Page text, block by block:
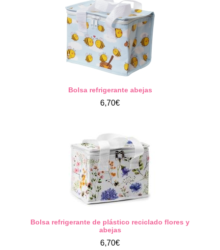
Bolsa refrigerante abejas
6,70€
Bolsa refrigerante de plástico reciclado flores y
abejas
6,70€